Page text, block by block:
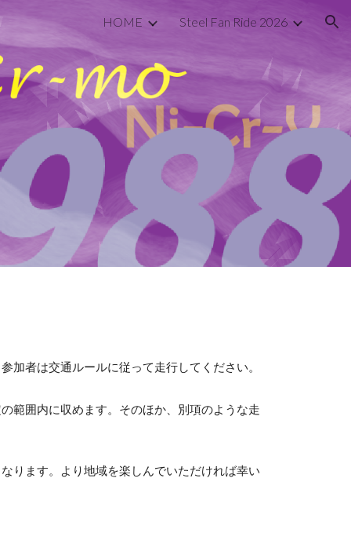
HOME Steel Fan Ride 2026
者は交通ルールに従って走行してください。
範囲内に収めます。そのほか、別項のような走
ります。より地域を楽しんでいただければ幸い